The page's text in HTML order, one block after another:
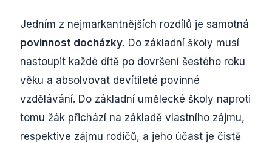
Jedním z nejmarkantnějších rozdílů je samotná
povinnost docházky. Do základní školy musí
nastoupit každé dítě po dovršení šestého roku
věku a absolvovat devítileté povinné
vzdělávání. Do základní umělecké školy naproti
tomu žák přichází na základě vlastního zájmu,
respektive zájmu rodičů, a jeho účast je čistě